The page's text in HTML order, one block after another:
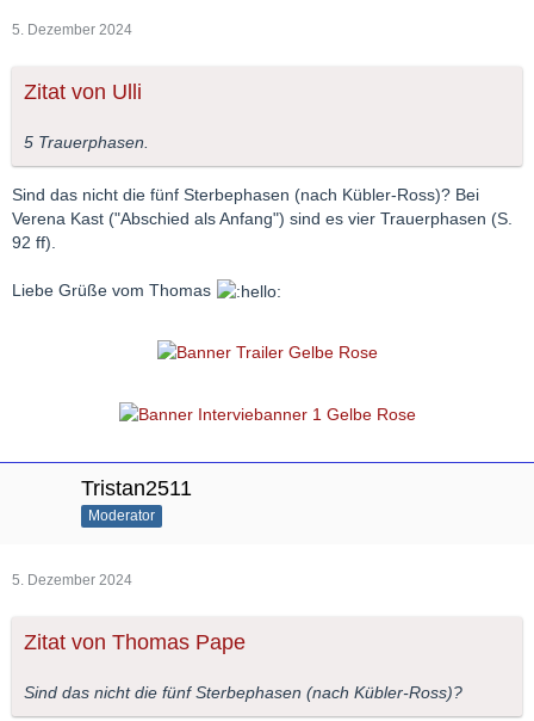
5. Dezember 2024
Zitat von Ulli
5 Trauerphasen.
Sind das nicht die fünf Sterbephasen (nach Kübler-Ross)? Bei
Verena Kast ("Abschied als Anfang") sind es vier Trauerphasen (S.
92 ff).
Liebe Grüße vom Thomas
Tristan2511
Moderator
5. Dezember 2024
Zitat von Thomas Pape
Sind das nicht die fünf Sterbephasen (nach Kübler-Ross)?